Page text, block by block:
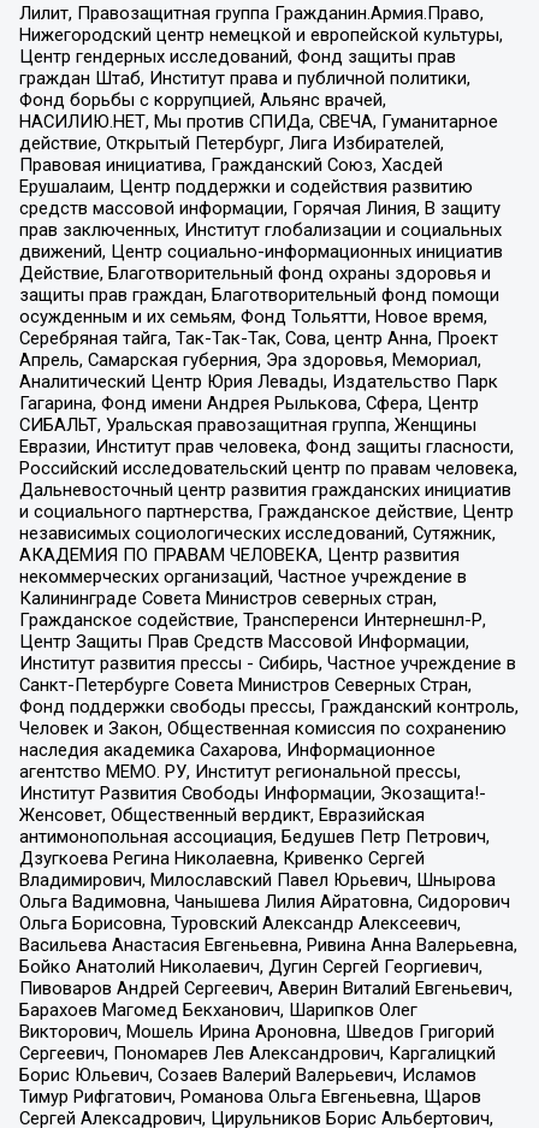
Лилит, Правозащитная группа Гражданин.Армия.Право,
Нижегородский центр немецкой и европейской культуры,
Центр гендерных исследований, Фонд защиты прав
граждан Штаб, Институт права и публичной политики,
Фонд борьбы с коррупцией, Альянс врачей,
НАСИЛИЮ.НЕТ, Мы против СПИДа, СВЕЧА, Гуманитарное
действие, Открытый Петербург, Лига Избирателей,
Правовая инициатива, Гражданский Союз, Хасдей
Ерушалаим, Центр поддержки и содействия развитию
средств массовой информации, Горячая Линия, В защиту
прав заключенных, Институт глобализации и социальных
движений, Центр социально-информационных инициатив
Действие, Благотворительный фонд охраны здоровья и
защиты прав граждан, Благотворительный фонд помощи
осужденным и их семьям, Фонд Тольятти, Новое время,
Серебряная тайга, Так-Так-Так, Сова, центр Анна, Проект
Апрель, Самарская губерния, Эра здоровья, Мемориал,
Аналитический Центр Юрия Левады, Издательство Парк
Гагарина, Фонд имени Андрея Рылькова, Сфера, Центр
СИБАЛЬТ, Уральская правозащитная группа, Женщины
Евразии, Институт прав человека, Фонд защиты гласности,
Российский исследовательский центр по правам человека,
Дальневосточный центр развития гражданских инициатив
и социального партнерства, Гражданское действие, Центр
независимых социологических исследований, Сутяжник,
АКАДЕМИЯ ПО ПРАВАМ ЧЕЛОВЕКА, Центр развития
некоммерческих организаций, Частное учреждение в
Калининграде Совета Министров северных стран,
Гражданское содействие, Трансперенси Интернешнл-Р,
Центр Защиты Прав Средств Массовой Информации,
Институт развития прессы - Сибирь, Частное учреждение в
Санкт-Петербурге Совета Министров Северных Стран,
Фонд поддержки свободы прессы, Гражданский контроль,
Человек и Закон, Общественная комиссия по сохранению
наследия академика Сахарова, Информационное
агентство МЕМО. РУ, Институт региональной прессы,
Институт Развития Свободы Информации, Экозащита!-
Женсовет, Общественный вердикт, Евразийская
антимонопольная ассоциация, Бедушев Петр Петрович,
Дзугкоева Регина Николаевна, Кривенко Сергей
Владимирович, Милославский Павел Юрьевич, Шнырова
Ольга Вадимовна, Чанышева Лилия Айратовна, Сидорович
Ольга Борисовна, Туровский Александр Алексеевич,
Васильева Анастасия Евгеньевна, Ривина Анна Валерьевна,
Бойко Анатолий Николаевич, Дугин Сергей Георгиевич,
Пивоваров Андрей Сергеевич, Аверин Виталий Евгеньевич,
Барахоев Магомед Бекханович, Шарипков Олег
Викторович, Мошель Ирина Ароновна, Шведов Григорий
Сергеевич, Пономарев Лев Александрович, Каргалицкий
Борис Юльевич, Созаев Валерий Валерьевич, Исламов
Тимур Рифгатович, Романова Ольга Евгеньевна, Щаров
Сергей Алексадрович, Цирульников Борис Альбертович,